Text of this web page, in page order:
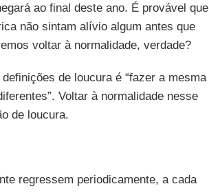
ao final deste ano. É provável que
não sintam alívio algum antes que
voltar à normalidade, verdade?
de loucura é “fazer a mesma
Voltar à normalidade nesse
de loucura.
regressem periodicamente, a cada